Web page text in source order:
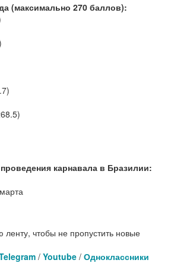
(максимально 270 баллов):
карнавала в Бразилии:
ленту, чтобы не пропустить новые
/ Youtube / Одноклассники